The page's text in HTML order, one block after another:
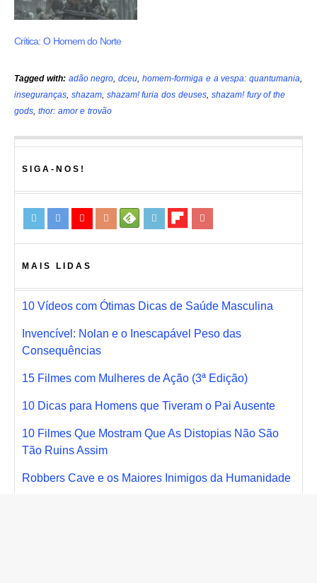
Crítica: O Homem do Norte
Tagged with: adão negro,dceu,homem-formiga e a vespa: quantumania,
inseguranças, shazam, shazam! furia dos deuses, shazam! fury of the
gods, thor: amor e trovão
SIGA-NOS!
MAIS LIDAS
10 Vídeos com Ótimas Dicas de Saúde Masculina
Invencível: Nolan e o Inescapável Peso das
Consequências
15 Filmes com Mulheres de Ação (3ª Edição)
10 Dicas para Homens que Tiveram o Pai Ausente
10 Filmes Que Mostram Que As Distopias Não São
Tão Ruins Assim
Robbers Cave e os Maiores Inimigos da Humanidade